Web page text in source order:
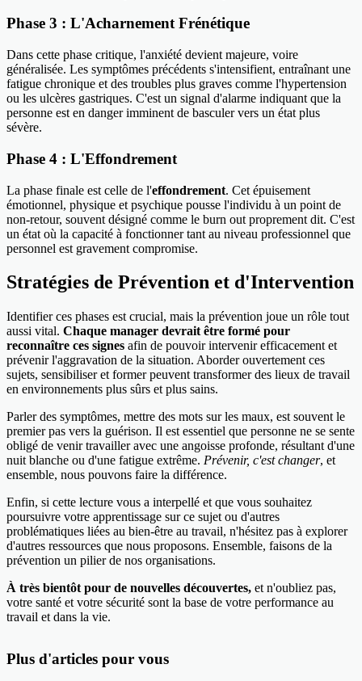
Phase 3 : L'Acharnement Frénétique
Dans cette phase critique, l'anxiété devient majeure, voire
généralisée. Les symptômes précédents s'intensifient, entraînant une
fatigue chronique et des troubles plus graves comme l'hypertension
ou les ulcères gastriques. C'est un signal d'alarme indiquant que la
personne est en danger imminent de basculer vers un état plus
sévère.
Phase 4 : L'Effondrement
La phase finale est celle de l'effondrement. Cet épuisement
émotionnel, physique et psychique pousse l'individu à un point de
non-retour, souvent désigné comme le burn out proprement dit. C'est
un état où la capacité à fonctionner tant au niveau professionnel que
personnel est gravement compromise.
Stratégies de Prévention et d'Intervention
Identifier ces phases est crucial, mais la prévention joue un rôle tout
aussi vital. Chaque manager devrait être formé pour
reconnaître ces signes afin de pouvoir intervenir efficacement et
prévenir l'aggravation de la situation. Aborder ouvertement ces
sujets, sensibiliser et former peuvent transformer des lieux de travail
en environnements plus sûrs et plus sains.
Parler des symptômes, mettre des mots sur les maux, est souvent le
premier pas vers la guérison. Il est essentiel que personne ne se sente
obligé de venir travailler avec une angoisse profonde, résultant d'une
nuit blanche ou d'une fatigue extrême. Prévenir, c'est changer, et
ensemble, nous pouvons faire la différence.
Enfin, si cette lecture vous a interpellé et que vous souhaitez
poursuivre votre apprentissage sur ce sujet ou d'autres
problématiques liées au bien-être au travail, n'hésitez pas à explorer
d'autres ressources que nous proposons. Ensemble, faisons de la
prévention un pilier de nos organisations.
À très bientôt pour de nouvelles découvertes, et n'oubliez pas,
votre santé et votre sécurité sont la base de votre performance au
travail et dans la vie.
Plus d'articles pour vous